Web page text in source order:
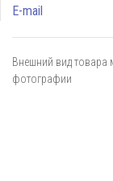
E-mail
Внешний вид товара
фотографии